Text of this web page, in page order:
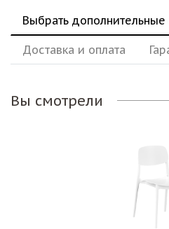
Выбрать
Доставка и оплата
Вы смотрели